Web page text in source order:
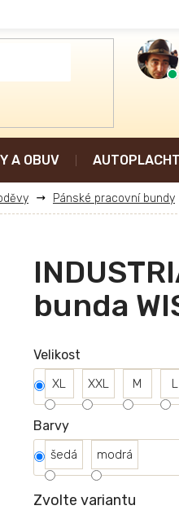
A OBUV
Pánské pracovní bundy
Zvolte variantu
Velikost
XL XXL M L
Barvy
šedá modrá
bunda